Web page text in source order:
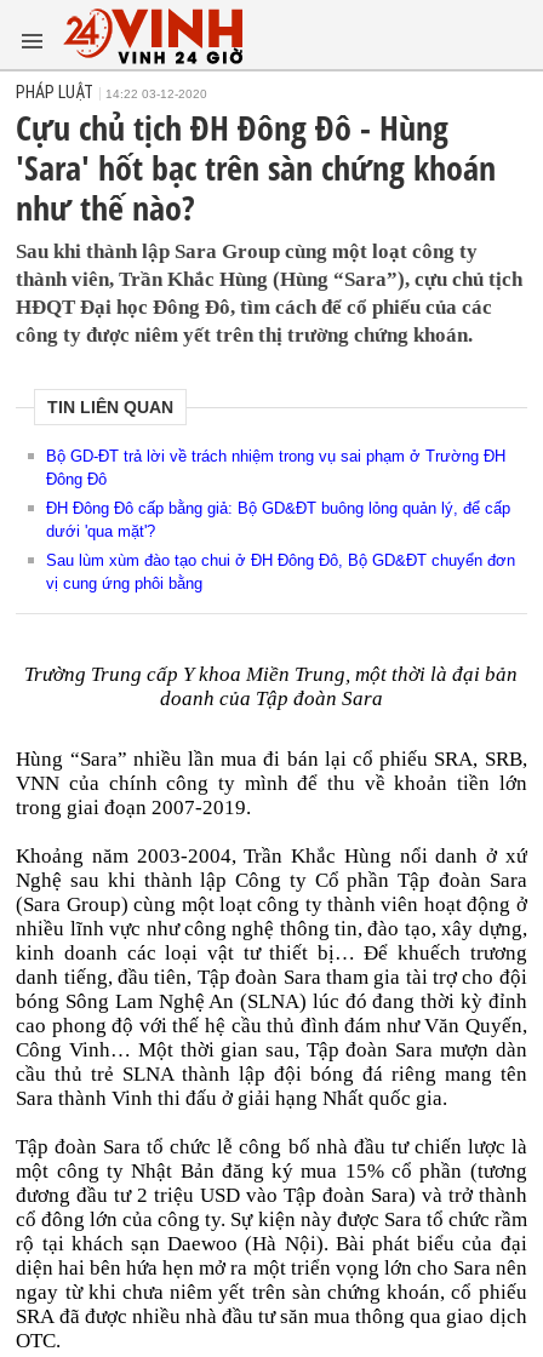
PHÁP LUẬT 14:22 03-12-2020
Cựu chủ tịch ĐH Đông Đô - Hùng
'Sara' hốt bạc trên sàn chứng khoán
như thế nào?
Sau khi thành lập Sara Group cùng một loạt công ty
thành viên, Trần Khắc Hùng (Hùng “Sara”), cựu chủ tịch
HĐQT Đại học Đông Đô, tìm cách để cổ phiếu của các
công ty được niêm yết trên thị trường chứng khoán.
TIN LIÊN QUAN
Bộ GD-ĐT trả lời về trách nhiệm trong vụ sai phạm ở Trường ĐH
Đông Đô
ĐH Đông Đô cấp bằng giả: Bộ GD&ĐT buông lỏng quản lý, để cấp
dưới 'qua mặt'?
Sau lùm xùm đào tạo chui ở ĐH Đông Đô, Bộ GD&ĐT chuyển đơn
vị cung ứng phôi bằng
Trường Trung cấp Y khoa Miền Trung, một thời là đại bản
doanh của Tập đoàn Sara
Hùng “Sara” nhiều lần mua đi bán lại cổ phiếu SRA, SRB,
VNN của chính công ty mình để thu về khoản tiền lớn
trong giai đoạn 2007-2019.
Khoảng năm 2003-2004, Trần Khắc Hùng nổi danh ở xứ
Nghệ sau khi thành lập Công ty Cổ phần Tập đoàn Sara
(Sara Group) cùng một loạt công ty thành viên hoạt động ở
nhiều lĩnh vực như công nghệ thông tin, đào tạo, xây dựng,
kinh doanh các loại vật tư thiết bị… Để khuếch trương
danh tiếng, đầu tiên, Tập đoàn Sara tham gia tài trợ cho đội
bóng Sông Lam Nghệ An (SLNA) lúc đó đang thời kỳ đỉnh
cao phong độ với thế hệ cầu thủ đình đám như Văn Quyến,
Công Vinh… Một thời gian sau, Tập đoàn Sara mượn dàn
cầu thủ trẻ SLNA thành lập đội bóng đá riêng mang tên
Sara thành Vinh thi đấu ở giải hạng Nhất quốc gia.
Tập đoàn Sara tổ chức lễ công bố nhà đầu tư chiến lược là
một công ty Nhật Bản đăng ký mua 15% cổ phần (tương
đương đầu tư 2 triệu USD vào Tập đoàn Sara) và trở thành
cổ đông lớn của công ty. Sự kiện này được Sara tổ chức rầm
rộ tại khách sạn Daewoo (Hà Nội). Bài phát biểu của đại
diện hai bên hứa hẹn mở ra một triển vọng lớn cho Sara nên
ngay từ khi chưa niêm yết trên sàn chứng khoán, cổ phiếu
SRA đã được nhiều nhà đầu tư săn mua thông qua giao dịch
OTC.